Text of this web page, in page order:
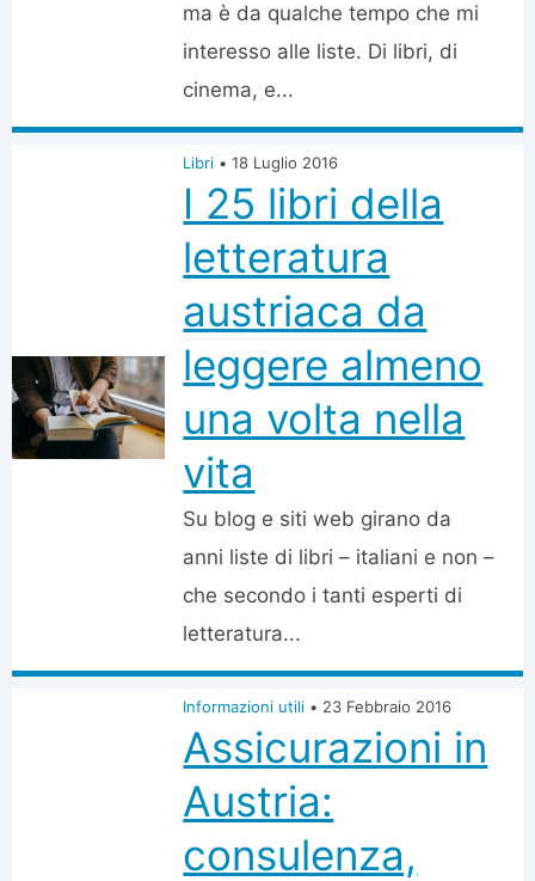
ma è da qualche tempo che mi
interesso alle liste. Di libri, di
cinema, e...
Libri • 18 Luglio 2016
I 25 libri della
letteratura
austriaca da
leggere almeno
una volta nella
vita
Su blog e siti web girano da
anni liste di libri – italiani e non –
che secondo i tanti esperti di
letteratura...
Informazioni utili • 23 Febbraio 2016
Assicurazioni in
Austria:
consulenza,